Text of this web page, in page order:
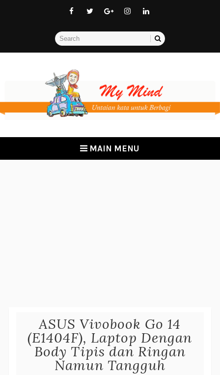
MAIN MENU
ASUS Vivobook Go 14
(E1404F), Laptop Dengan
Body Tipis dan Ringan
Namun Tangguh